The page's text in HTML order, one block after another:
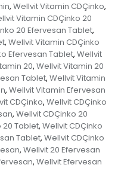
, Wellvit Vitamin CDÇinko,
Vitamin CDÇinko 20
20 Efervesan Tablet,
, Wellvit Vitamin CDÇinko
Efervesan Tablet, Wellvit
20, Wellvit Vitamin 20
Tablet, Wellvit Vitamin
, Wellvit Vitamin Efervesan
CDÇinko, Wellvit CDÇinko
, Wellvit CDÇinko 20
20 Tablet, Wellvit CDÇinko
Tablet, Wellvit CDÇinko
, Wellvit 20 Efervesan
, Wellvit Efervesan